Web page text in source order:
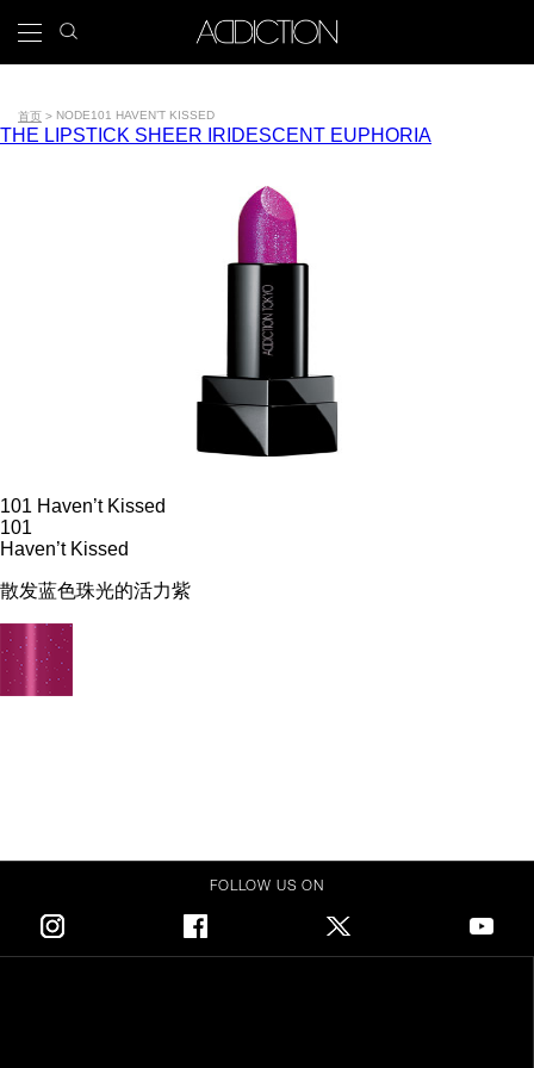
转
到
要
内
Main
Tools
icon
面
首页 NODE101 HAVEN’T KISSED
THE LIPSTICK SHEER IRIDESCENT EUPHORIA
101 Haven’t Kissed
101
Haven’t Kissed
散发蓝色珠光的活力紫
FOLLOW US ON
Instagram Facebook Twitter Youtube